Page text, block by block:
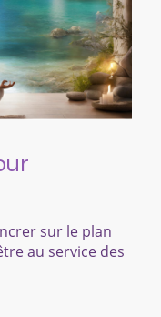
sur le plan
au service des